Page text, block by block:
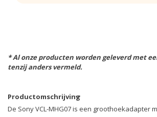
* Al onze producten worden geleverd met
tenzij anders vermeld.
Productomschrijving
De Sony VCL-MHG07 is een groothoekadapter